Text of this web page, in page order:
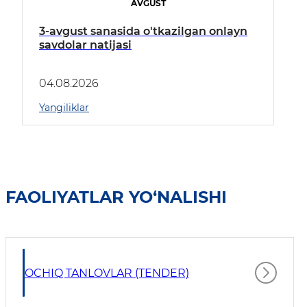
AVGUST
3-avgust sanasida o'tkazilgan onlayn
savdolar natijasi
04.08.2026
Yangiliklar
FAOLIYATLAR YO‘NALISHI
OCHIQ TANLOVLAR (TENDER)